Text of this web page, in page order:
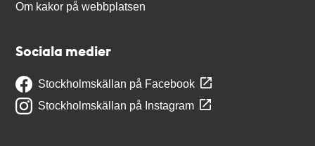
Om kakor på webbplatsen
Sociala medier
Stockholmskällan på Facebook
Stockholmskällan på Instagram